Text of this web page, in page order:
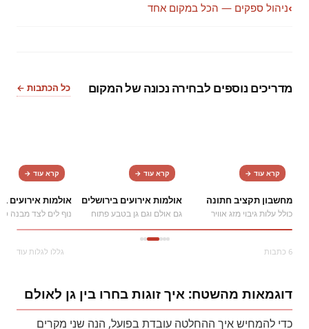
›ניהול ספקים — הכל במקום אחד
מדריכים נוספים לבחירה נכונה של המקום כל הכתבות ←
קרא עוד →
מחשבון תקציב חתונה
כולל עלות גיבוי מזג אוויר
קרא עוד →
אולמות אירועים בירושלים
גם אולם וגם גן בטבע פתוח
קרא עוד →
אולמות אירועים
נוף לים לצד מבנה
6 כתבות גללו לגלות עוד
דוגמאות מהשטח: איך זוגות בחרו בין גן לאולם
כדי להמחיש איך ההחלטה עובדת בפועל, הנה שני מקרים